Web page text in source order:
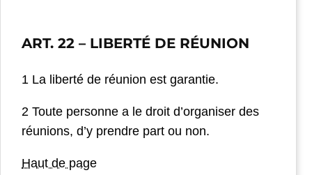
ART. 22 – LIBERTÉ DE RÉUNION
1 La liberté de réunion est garantie.
2 Toute personne a le droit d’organiser des
réunions, d’y prendre part ou non.
Haut de page